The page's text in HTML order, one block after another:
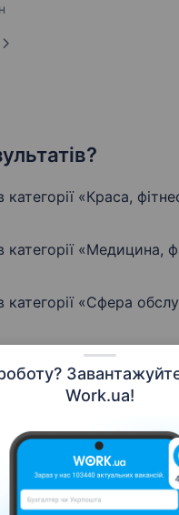
Work.ua!
категорії «Краса,
в категорії «Медицина,
категорії «Сфера